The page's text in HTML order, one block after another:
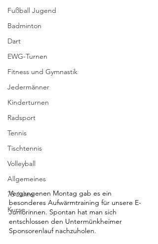
Fußball Jugend
Badminton
Dart
EWG-Turnen
Fitness und Gymnastik
Jedermänner
Kinderturnen
Radsport
Tennis
Tischtennis
Volleyball
Allgemeines
75 Jahre
Kurse
Vergangenen Montag gab es ein
besonderes Aufwärmtraining für unsere E-
Juniorinnen. Spontan hat man sich
entschlossen den Untermünkheimer
Sponsorenlauf nachzuholen.